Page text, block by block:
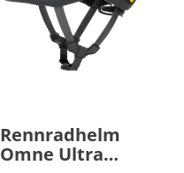
Rennradhelm
Omne Ultra